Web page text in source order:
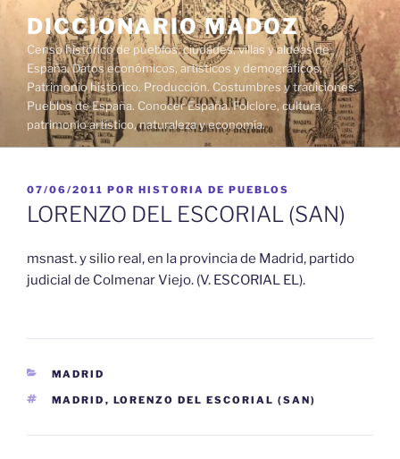
contenido
DICCIONARIO MADOZ
Censo histórico de pueblos, ciudades, villas y aldeas de
España. Datos económicos, artísticos y demográficos.
Patrimonio histórico. Producción. Costumbres y tradiciones.
Pueblos de España. Conocer España. Folclore, cultura,
patrimonio artístico, naturaleza y economía.
PUBLICADO
EL
07/06/2011 POR HISTORIA DE PUEBLOS
LORENZO DEL ESCORIAL (SAN)
msnast. y silio real, en la provincia de Madrid, partido
judicial de Colmenar Viejo. (V. ESCORIAL EL).
CATEGORÍAS
MADRID
ETIQUETAS
MADRID , LORENZO DEL ESCORIAL (SAN)